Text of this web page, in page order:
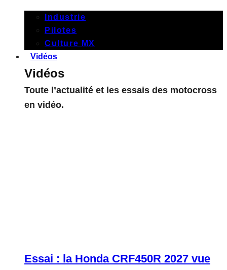
Industrie
Pilotes
Culture MX
Vidéos
Vidéos
Toute l’actualité et les essais des motocross
en vidéo.
Essai : la Honda CRF450R 2027 vue